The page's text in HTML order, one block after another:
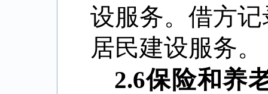
设服务。借方
居民建设服务。
2.6保险和养